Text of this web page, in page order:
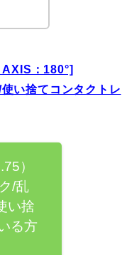
：180°]
い捨てコンタクトレ
）
/乱
い捨
る方